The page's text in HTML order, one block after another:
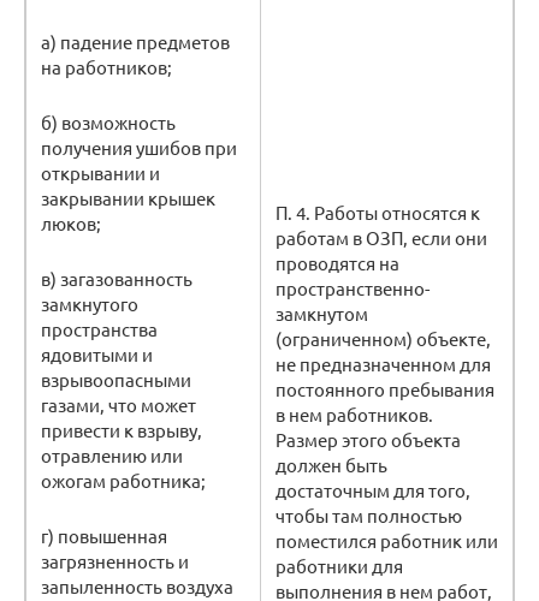
а) падение предметов
на работников;
б) возможность
получения ушибов при
открывании и
закрывании крышек
люков;
в) загазованность
замкнутого
пространства
ядовитыми и
взрывоопасными
газами, что может
привести к взрыву,
отравлению или
ожогам работника;
г) повышенная
загрязненность и
запыленность воздуха
П. 4. Работы относятся к
работам в ОЗП, если они
проводятся на
пространственно-
замкнутом
(ограниченном) объекте,
не предназначенном для
постоянного пребывания
в нем работников.
Размер этого объекта
должен быть
достаточным для того,
чтобы там полностью
поместился работник или
работники для
выполнения в нем работ,